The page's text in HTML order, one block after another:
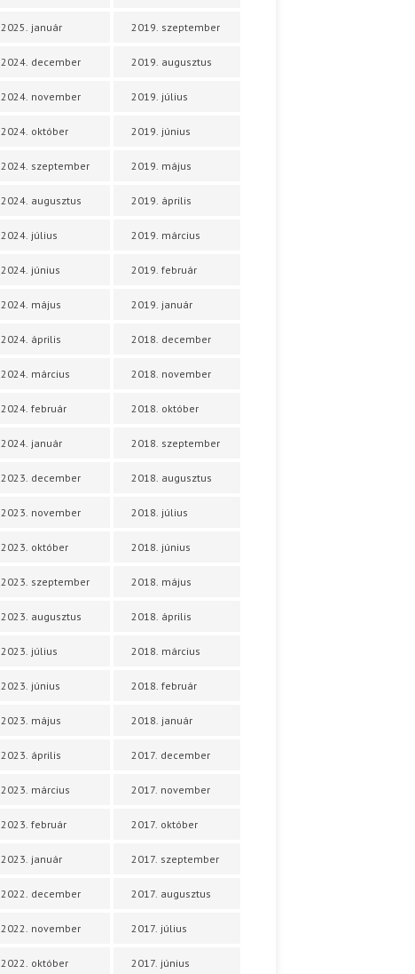
2025. január
2024. december
2024. november
2024. október
2024. szeptember
2024. augusztus
2024. július
2024. június
2024. május
2024. április
2024. március
2024. február
2024. január
2023. december
2023. november
2023. október
2023. szeptember
2023. augusztus
2023. július
2023. június
2023. május
2023. április
2023. március
2023. február
2023. január
2022. december
2022. november
2022. október
2019. szeptember
2019. augusztus
2019. július
2019. június
2019. május
2019. április
2019. március
2019. február
2019. január
2018. december
2018. november
2018. október
2018. szeptember
2018. augusztus
2018. július
2018. június
2018. május
2018. április
2018. március
2018. február
2018. január
2017. december
2017. november
2017. október
2017. szeptember
2017. augusztus
2017. július
2017. június